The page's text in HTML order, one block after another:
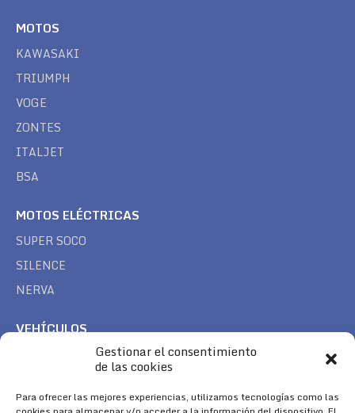
Gestionar el consentimiento
de las cookies
Para ofrecer las mejores experiencias, utilizamos tecnologías como las
MOTOS
KAWASAKI
TRIUMPH
VOGE
ZONTES
ITALJET
BSA
MOTOS ELÉCTRICAS
SUPER SOCO
SILENCE
NERVA
VEHÍCULOS
TREK